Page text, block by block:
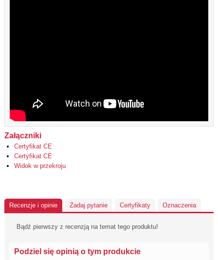
Załączniki
Certyfikat CE
Certyfikat CE
Widok w przekroju
Recenzje i opinie Zadaj pytanie Certyfikaty Oznaczenia
Bądź pierwszy z recenzją na temat tego produktu!
Podziel się opinią o tym produkcie